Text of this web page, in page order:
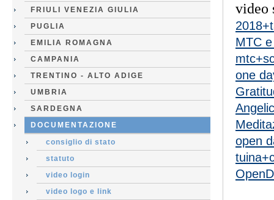
FRIULI VENEZIA GIULIA
PUGLIA
EMILIA ROMAGNA
CAMPANIA
TRENTINO - ALTO ADIGE
UMBRIA
SARDEGNA
DOCUMENTAZIONE
consiglio di stato
statuto
video login
video logo e link
video
MTC
one
open